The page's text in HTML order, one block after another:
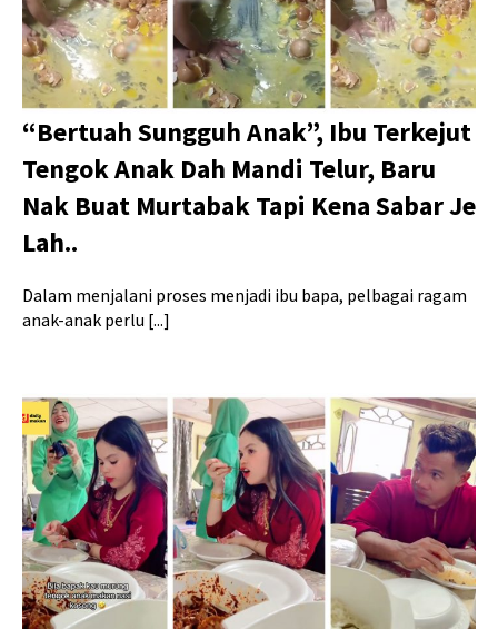
“Bertuah Sungguh Anak”, Ibu Terkejut
Tengok Anak Dah Mandi Telur, Baru
Nak Buat Murtabak Tapi Kena Sabar Je
Lah..
Dalam menjalani proses menjadi ibu bapa, pelbagai ragam
anak-anak perlu [...]